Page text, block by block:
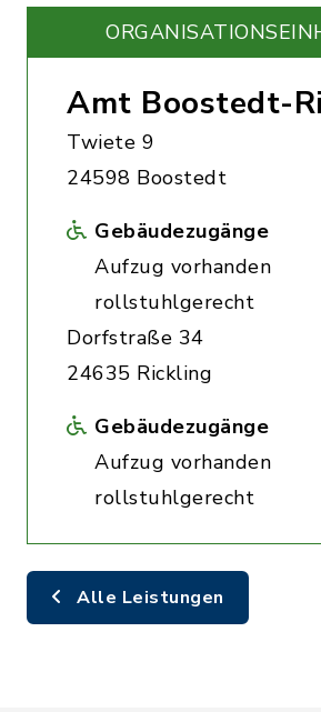
Amt Boostedt-
Twiete 9
24598 Boostedt
Gebäudezugänge
Aufzug vorhanden
rollstuhlgerecht
Dorfstraße 34
24635 Rickling
Gebäudezugänge
Aufzug vorhanden
rollstuhlgerecht
Alle Leistungen